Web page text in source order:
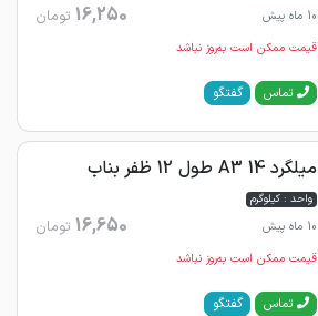
10 ماه پیش
16,250 تومان
قیمت ممکن است به‌روز نباشد
تماس گفتگو
میلگرد 14 A3 طول 12 ظفر بناب
واحد : کیلوگرم
10 ماه پیش
16,650 تومان
قیمت ممکن است به‌روز نباشد
تماس گفتگو